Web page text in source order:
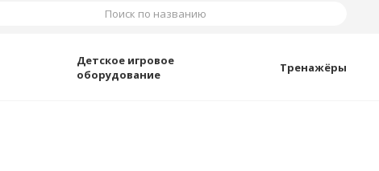
Поиск по названию
Детское игровое
оборудование
Тренажёры